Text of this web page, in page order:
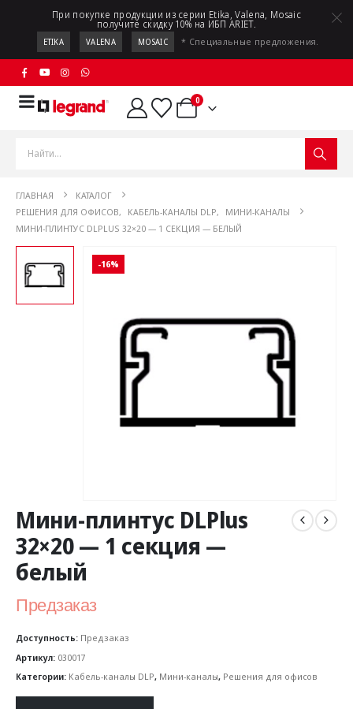
При покупке продукции из серии Etika, Valena, Mosaic
получите скидку 10% на ИБП ARIET.
ETIKA VALENA MOSAIC * Специальные предложения.
0
ГЛАВНАЯ
КАТАЛОГ
РЕШЕНИЯ ДЛЯ ОФИСОВ, КАБЕЛЬ-КАНАЛЫ DLP,
МИНИ-КАНАЛЫ
МИНИ-ПЛИНТУС DLPLUS 32×20 — 1 СЕКЦИЯ — БЕЛЫЙ
-16%
Мини-плинтус DLPlus
32×20 — 1 секция —
белый
Предзаказ
Доступность: Предзаказ
Артикул: 030017
Категории: Кабель-каналы DLP, Мини-каналы, Решения для офисов